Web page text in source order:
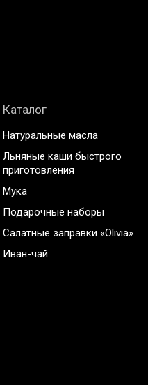
Каталог
Натуральные масла
Льняные каши быстрого
приготовления
Мука
Подарочные наборы
Салатные заправки «Olivia»
Иван-чай